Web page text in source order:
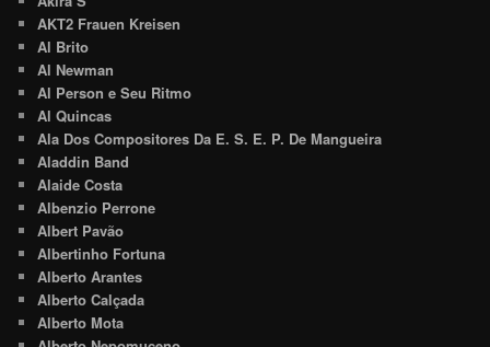
AKT2 Frauen Kreisen
Al Brito
Al Newman
Al Person e Seu Ritmo
Al Quincas
Ala Dos Compositores Da E. S. E. P. De Mangueira
Aladdin Band
Alaide Costa
Albenzio Perrone
Albert Pavão
Albertinho Fortuna
Alberto Arantes
Alberto Calçada
Alberto Mota